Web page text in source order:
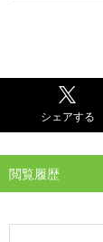
シェアする
閲覧履歴